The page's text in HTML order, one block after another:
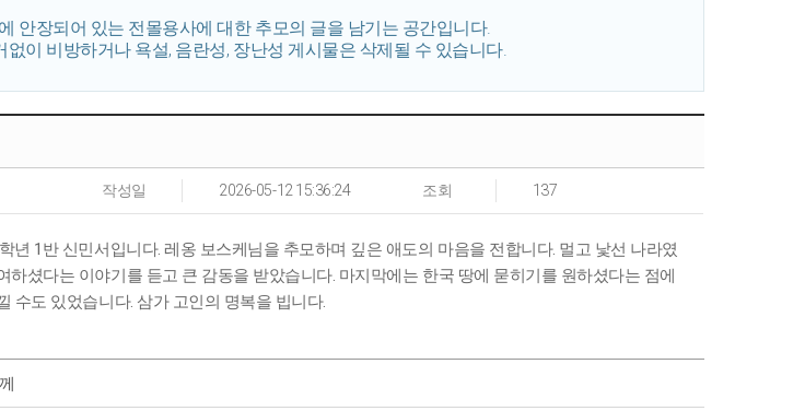
안장되어 있는 전몰용사에 대한 추모의 글을 남기는 공간입니다.
없이 비방하거나 욕설, 음란성, 장난성 게시물은 삭제될 수 있습니다.
작성일 2026-05-12 15:36:24 조회 137
년 1반 신민서입니다. 레옹 보스케님을 추모하며 깊은 애도의 마음을 전합니다. 멀고 낯선 나라였
하셨다는 이야기를 듣고 큰 감동을 받았습니다. 마지막에는 한국 땅에 묻히기를 원하셨다는 점에
수도 있었습니다. 삼가 고인의 명복을 빕니다.